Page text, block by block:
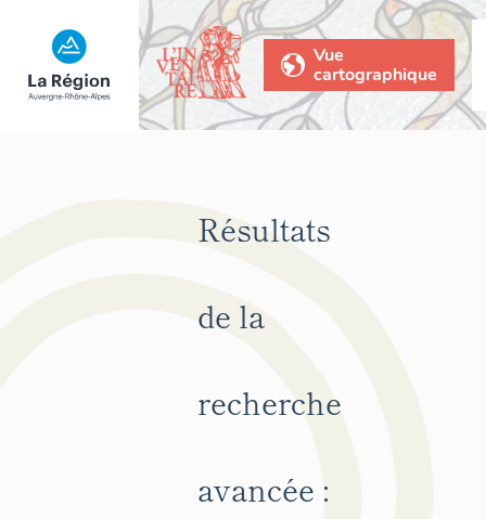
Vue
cartographique
Résultats
de la
recherche
avancée :